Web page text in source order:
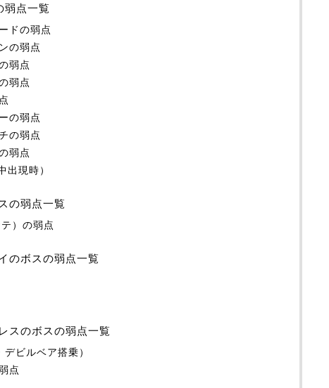
弱点一覧
ドの弱点
の弱点
弱点
弱点
の弱点
の弱点
弱点
出現時）
の弱点一覧
）の弱点
のボスの弱点一覧
スのボスの弱点一覧
ビルベア搭乗）
点